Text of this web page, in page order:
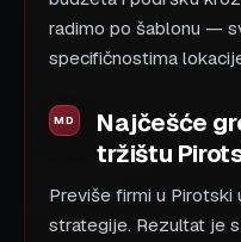
radimo po šablonu —
specifičnostima
Najčešće
tržištu
Previše firmi u
strategije. Rezultat je